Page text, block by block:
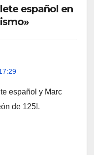
español en
español y Marc
de 125!.